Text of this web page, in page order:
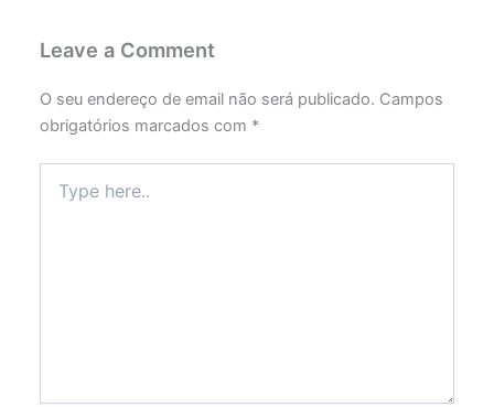
Leave a Comment
O seu endereço de email não será publicado. Campos
obrigatórios marcados com *
here..